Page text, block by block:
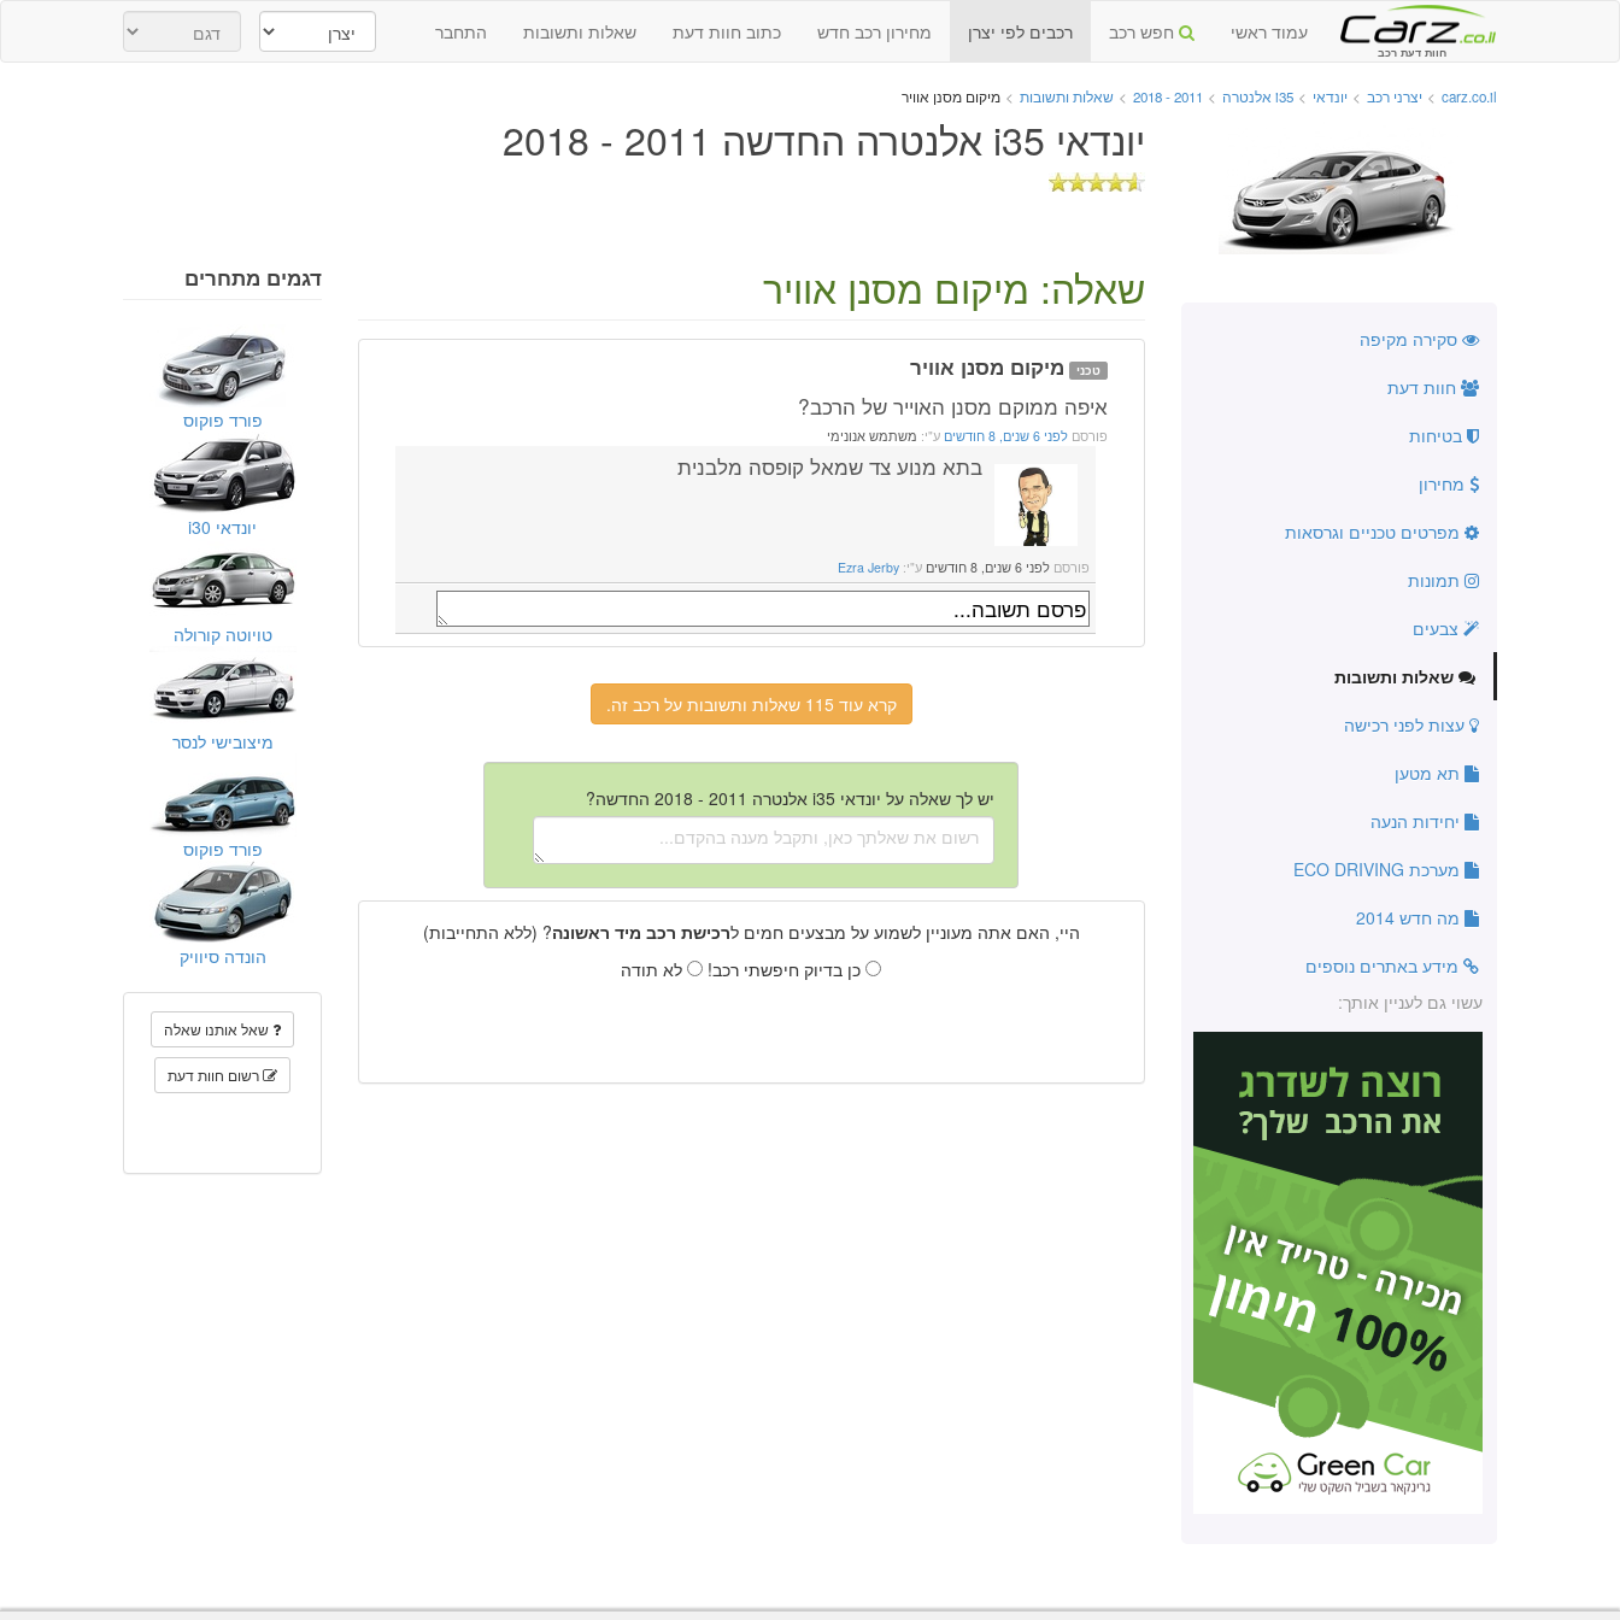
חוות דעת רכב
עמוד ראשי חפש רכב רכבים לפי יצרן מחירון רכב חדש כתוב חוות דעת שאלות ותשובות התחבר
carz.co.il
> יצרני רכב > יונדאי > i35 אלנטרה >
2011 - 2018
> שאלות ותשובות > מיקום מסנן אוויר
יונדאי i35 אלנטרה החדשה 2011 - 2018
סקירה מקיפה
חוות דעת
בטיחות
מחירון
מפרטים טכניים וגרסאות
תמונות
צבעים
שאלות ותשובות
עצות לפני רכישה
תא מטען
יחידות הנעה
מערכת ECO DRIVING
מה חדש 2014
מידע באתרים נוספים
עשוי גם לעניין אותך:
שאלה: מיקום מסנן אוויר
טכני מיקום מסנן אוויר
איפה ממוקם מסנן האוייר של הרכב?
פורסםלפני 6 שנים, 8 חודשים ע"י: משתמש אנונימי
בתא מנוע צד שמאל קופסה מלבנית
פורסםלפני 6 שנים, 8 חודשים ע"י:Ezra Jerby
קרא עוד 115 שאלות ותשובות על רכב זה.
יש לך שאלה על יונדאי i35 אלנטרה 2011 - 2018 החדשה?
היי, האם אתה מעוניין לשמוע על מבצעים חמים לרכישת רכב מיד ראשונה? (ללא התחייבות)
כן בדיוק חיפשתי רכב!
לא תודה
דגמים מתחרים
פורד פוקוס
יונדאי i30
טויוטה קורולה
מיצובישי לנסר
פורד פוקוס
הונדה סיוויק
שאל אותנו שאלה
רשום חוות דעת